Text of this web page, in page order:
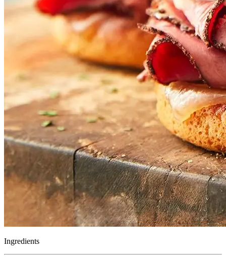
Ingredients